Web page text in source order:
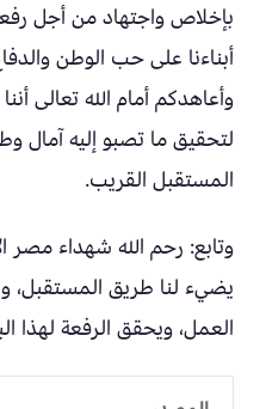
بإخلاص واجتهاد من أجل
أبناءنا على حب الوطن
وأعاهدكم أمام الله تعالى
لتحقيق ما تصبو إليه آمال
المستقبل القريب.
وتابع: رحم الله شهداء مصر
يضيء لنا طريق المستقبل،
العمل، ويحقق الرفعة لهذا